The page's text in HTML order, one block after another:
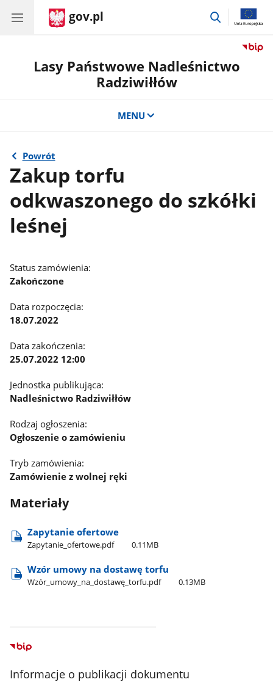
gov.pl
przejdź
Lasy Państwowe Nadleśnictwo
Radziwiłłów
MENU
Powrót
Zakup torfu
odkwaszonego do szkółki
leśnej
Status zamówienia:
Zakończone
Data rozpoczęcia:
18.07.2022
Data zakończenia:
25.07.2022 12:00
Jednostka publikująca:
Nadleśnictwo Radziwiłłów
Rodzaj ogłoszenia:
Ogłoszenie o zamówieniu
Tryb zamówienia:
Zamówienie z wolnej ręki
Materiały
Zapytanie ofertowe
Zapytanie​_ofertowe.pdf 0.11MB
Wzór umowy na dostawę torfu
Wzór​_umowy​_na​_dostawę​_torfu.pdf 0.13MB
Informacje o publikacji dokumentu